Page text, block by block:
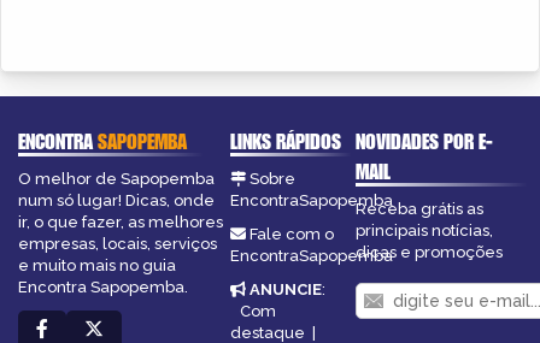
ENCONTRASAPOPEMBA
O melhor de Sapopemba
num só lugar! Dicas, onde
ir, o que fazer, as melhores
empresas, locais, serviços
e muito mais no guia
Encontra Sapopemba.
LINKS RÁPIDOS
Sobre
EncontraSapopemba
Fale com o
EncontraSapopemba
ANUNCIE:
Com
destaque |
NOVIDADES POR E-
MAIL
Receba grátis as
principais notícias,
dicas e promoções